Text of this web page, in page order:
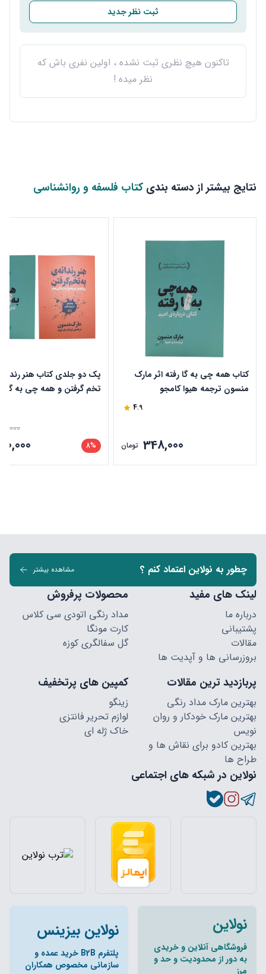
ثبت نظر جدید
تاکنون هیچ نظری ثبت نشده ، اولین نفری باش که
نظر میده !
نتایج بیشتر از دسته بندی کتاب فلسفه و روانشناسی
کتاب همه چی به گا رفته اثر مارک
منسون ترجمه هیوا کامجو
4.9
348,000 تومان
پک دو جلدی کتاب هنر
تخم گرفتن و همه چی به گا
8%
چطور به نولاین اعتماد کنم ؟ مشاهده بیشتر
لینک های مفید
درباره ما
پشتیبانی
مقالات
بروزرسانی ها و آپدیت ها
محصولات پرفروش
مداد رنگی اتودی سی کلاس
کارت مونگا
گل سفالگری کوزه
پربازدید ترین مقالات
بهترین مارک مداد رنگی
بهترین مارک خودکار و روان
نویس
بهترین کادو برای نقاش ها و
طراح ها
کمپین های پرتخفیف
زینگو
لوازم تحریر فانتزی
خاک ژله ای
نولاین در شبکه های اجتماعی
نولاین
فروشگاهی آنلاین و خریدی
به دور از محدودیت و حد و
مرز
نولاین بیزینس
پلتفرم B2B خرید عمده و
سازمانی مخصوص همکاران